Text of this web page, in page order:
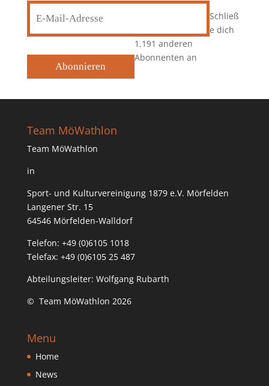
E-
Mail-
Adresse
Abonnieren
Schließ
e dich
1.191 anderen
Abonnenten an
Team MöWathlon
Team MöWathlon
in
Sport- und Kulturvereinigung 1879 e.V. Mörfelden
Langener Str. 15
64546 Mörfelden-Walldorf
Telefon: +49 (0)6105 1018
Telefax: +49 (0)6105 25 487
Abteilungsleiter: Wolfgang Rubarth
© Team MöWathlon 2026
Menu
Home
News